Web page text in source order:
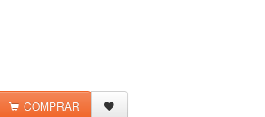
COMPRAR